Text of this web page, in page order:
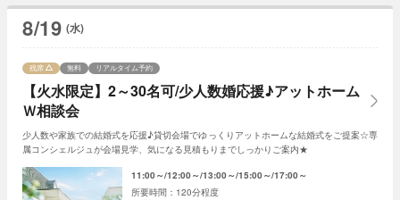
8/19 (水)
【火水限定】2～30名可/少人数婚応援♪アットホーム
Ｗ相談会
残席 無料 リアルタイム予約
少人数や家族での結婚式を応援♪貸切会場でゆっくりアットホームな結婚式をご提案☆専
属コンシェルジュが会場見学、気になる見積もりまでしっかりご案内★
11:00～ 12:00～ 13:00～ 15:00～ 17:00～
120分程度